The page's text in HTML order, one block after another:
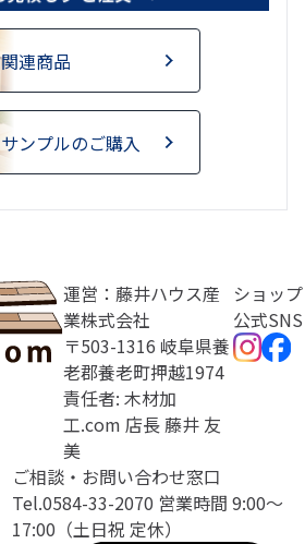
関連商品
サンプルのご購入
運営：藤井ハウス産
業株式会社
〒503-1316 岐阜県養
老郡養老町押越1974
責任者: 木材加
工.com 店長 藤井 友
美
ショップ
公式SNS
ご相談・お問い合わせ窓口
Tel.0584-33-2070 営業時間 9:00〜
17:00（土日祝 定休）